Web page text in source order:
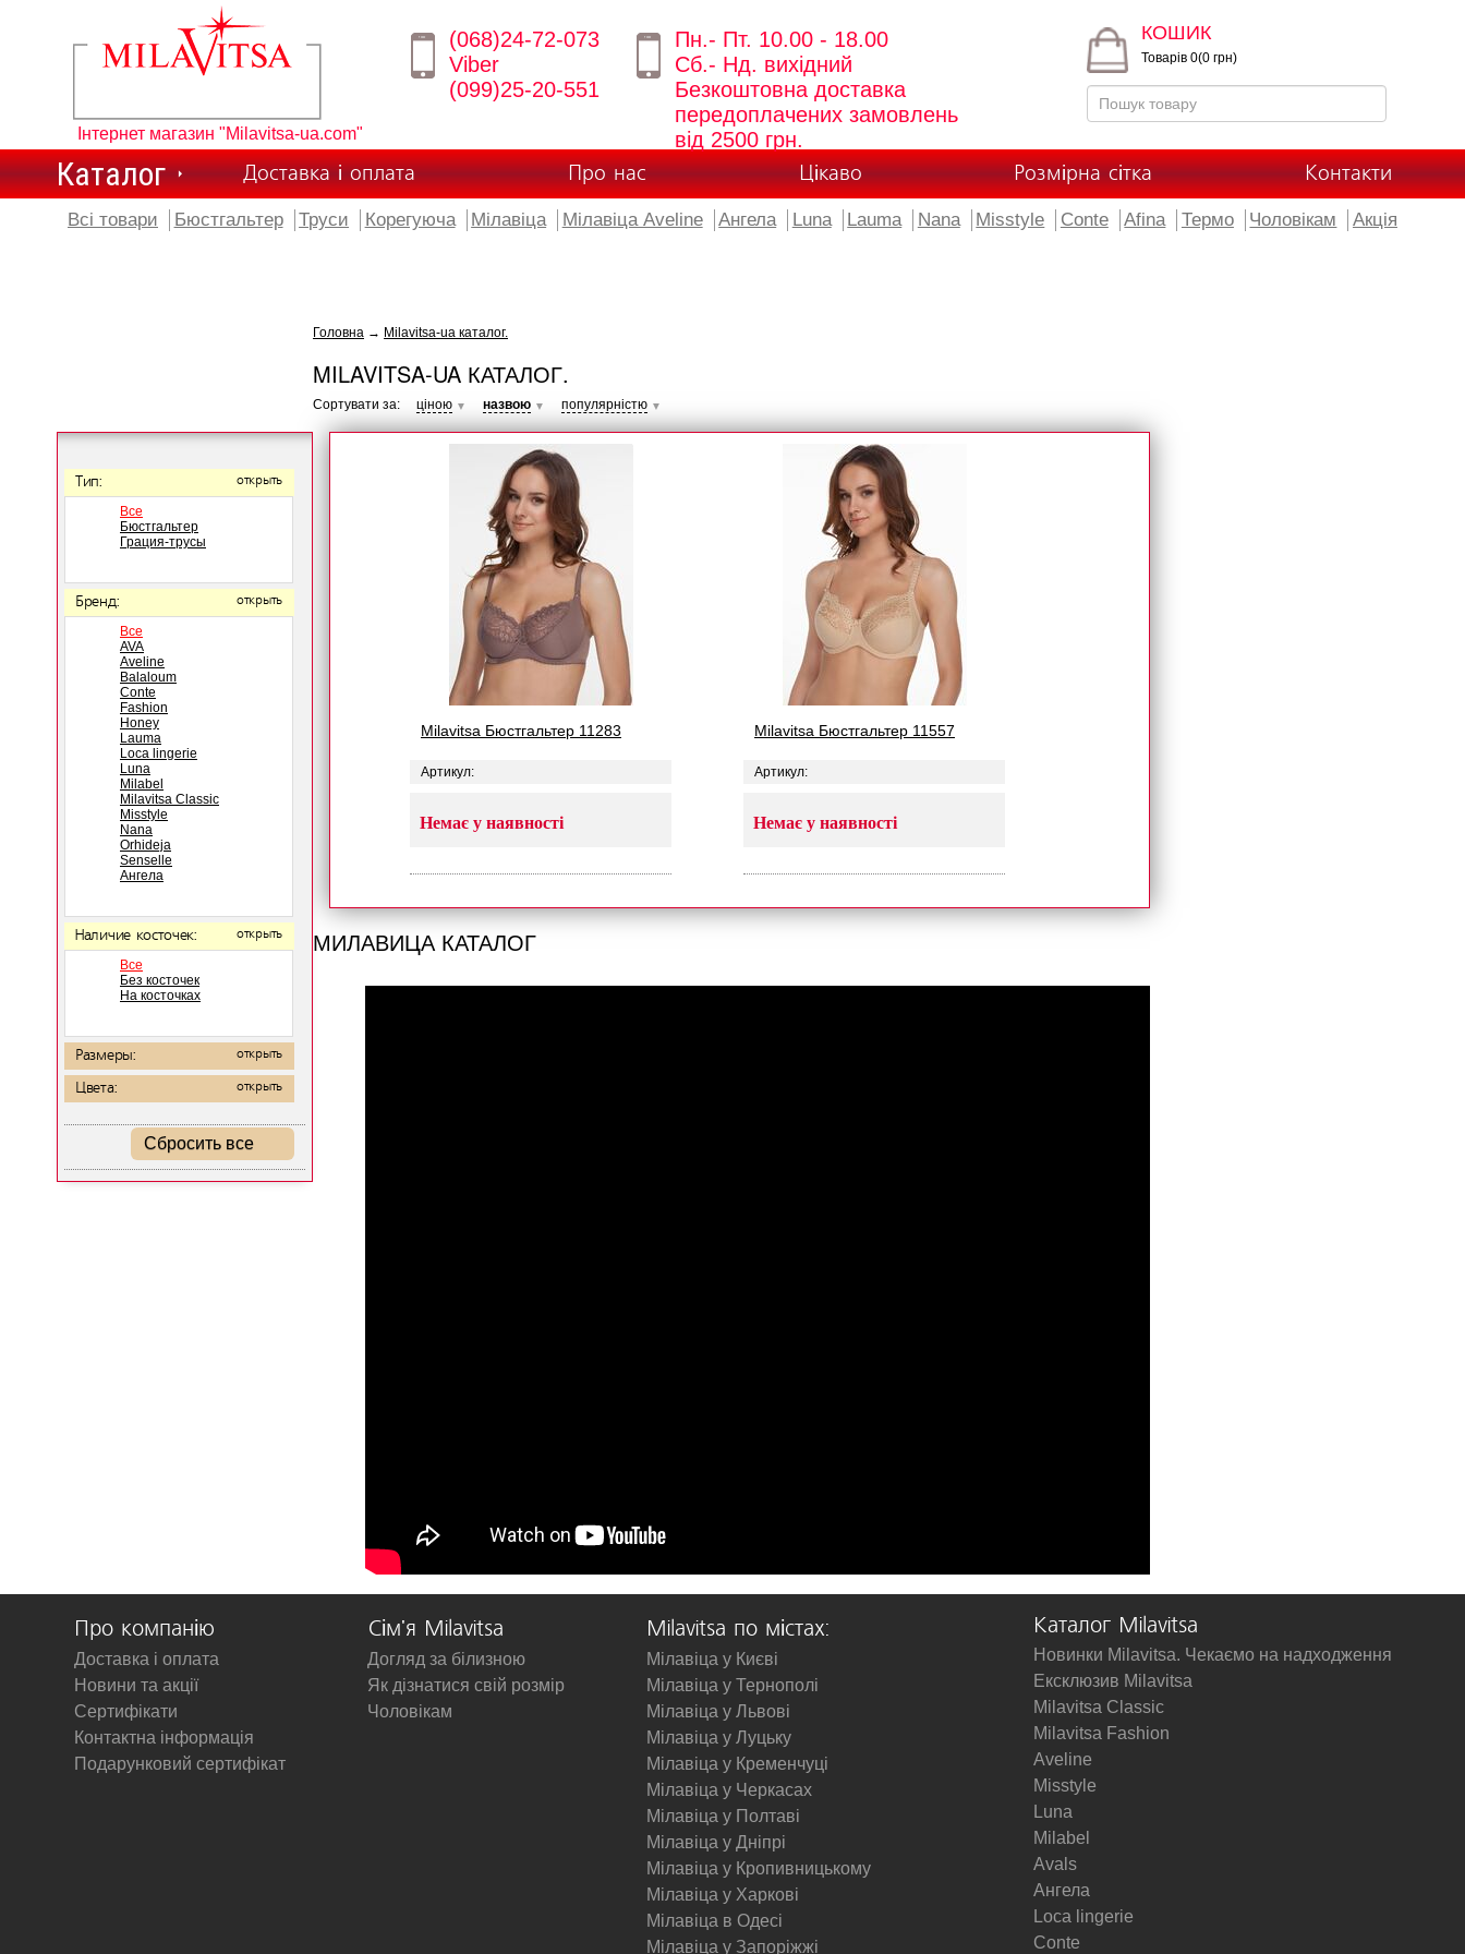
Інтернет магазин "Milavitsa-ua.com"
(068)24-72-073
Viber
(099)25-20-551
Пн.- Пт. 10.00 - 18.00
Сб.- Нд. вихідний
Безкоштовна доставка
передоплачених замовлень
від 2500 грн.
КОШИК
Товарів 0(0 грн)
Каталог Доставка і оплата Про нас Цікаво Розмірна сітка Контакти
Всі товари Бюстгальтер Труси Корегуюча Мілавіца Мілавіца Aveline Ангела Luna Lauma Nana Misstyle Conte Afina Термо Чоловікам Акція
Тип: открыть
Все
Бюстгальтер
Грация-трусы
Бренд: открыть
Все
AVA
Aveline
Balaloum
Conte
Fashion
Honey
Lauma
Loca lingerie
Luna
Milabel
Milavitsa Classic
Misstyle
Nana
Orhideja
Senselle
Ангела
Наличие косточек: открыть
Все
Без косточек
На косточках
Размеры: открыть
Цвета: открыть
Сбросить все
Головна → Milavitsa-ua каталог.
MILAVITSA-UA КАТАЛОГ.
Сортувати за: ціною ▼ назвою ▼ популярністю ▼
Milavitsa Бюстгальтер 11283
Артикул:
Немає у наявності
Milavitsa Бюстгальтер 11557
Артикул:
Немає у наявності
МИЛАВИЦА КАТАЛОГ
Про компанію
Доставка і оплата
Новини та акції
Сертифікати
Контактна інформація
Подарунковий сертифікат
Сім'я Milavitsa
Догляд за білизною
Як дізнатися свій розмір
Чоловікам
Milavitsa по містах:
Мілавіца у Києві
Мілавіца у Тернополі
Мілавіца у Львові
Мілавіца у Луцьку
Мілавіца у Кременчуці
Мілавіца у Черкасах
Мілавіца у Полтаві
Мілавіца у Дніпрі
Мілавіца у Кропивницькому
Мілавіца у Харкові
Мілавіца в Одесі
Мілавіца у Запоріжжі
Каталог Milavitsa
Новинки Milavitsa. Чекаємо на надходження
Ексклюзив Milavitsa
Milavitsa Classic
Milavitsa Fashion
Aveline
Misstyle
Luna
Milabel
Avals
Ангела
Loca lingerie
Conte